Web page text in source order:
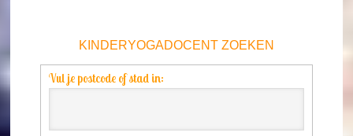
&
KINDERYOGADOCENT ZOEKEN
Vul je postcode of stad in: